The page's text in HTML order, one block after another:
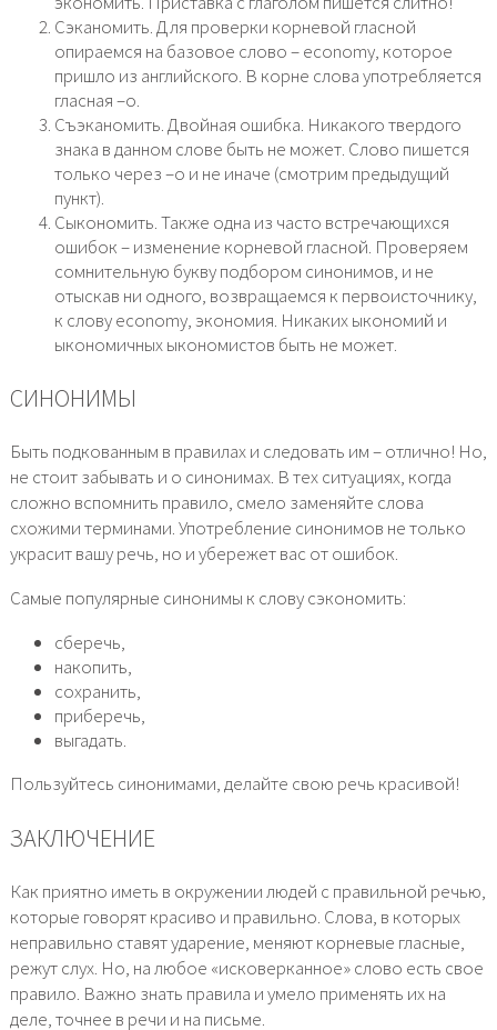
Сэканомить. Для проверки корневой гласной
опираемся на базовое слово – economy, которое
пришло из английского. В корне слова употребляется
гласная –о.
Съэканомить. Двойная ошибка. Никакого твердого
знака в данном слове быть не может. Слово пишется
только через –о и не иначе (смотрим предыдущий
пункт).
Сыкономить. Также одна из часто встречающихся
ошибок – изменение корневой гласной. Проверяем
сомнительную букву подбором синонимов, и не
отыскав ни одного, возвращаемся к первоисточнику,
к слову economy, экономия. Никаких ыкономий и
ыкономичных ыкономистов быть не может.
СИНОНИМЫ
Быть подкованным в правилах и следовать им – отлично! Но,
не стоит забывать и о синонимах. В тех ситуациях, когда
сложно вспомнить правило, смело заменяйте слова
схожими терминами. Употребление синонимов не только
украсит вашу речь, но и убережет вас от ошибок.
Самые популярные синонимы к слову сэкономить:
сберечь,
накопить,
сохранить,
приберечь,
выгадать.
Пользуйтесь синонимами, делайте свою речь красивой!
ЗАКЛЮЧЕНИЕ
Как приятно иметь в окружении людей с правильной речью,
которые говорят красиво и правильно. Слова, в которых
неправильно ставят ударение, меняют корневые гласные,
режут слух. Но, на любое «исковерканное» слово есть свое
правило. Важно знать правила и умело применять их на
деле, точнее в речи и на письме.